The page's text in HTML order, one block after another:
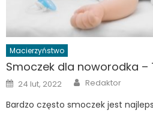
Macierzyństwo
Smoczek dla noworodka –
Posted
on
24 lut, 2022 Author
Redaktor
Bardzo często smoczek jest